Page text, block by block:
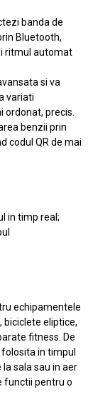
banda de
Bluetooth,
ritmul automat
si va
variati
precis.
benzii prin
codul QR de mai
in timp real;
echipamentele
biciclete eliptice,
fitness. De
in timpul
sala sau in aer
functii pentru o